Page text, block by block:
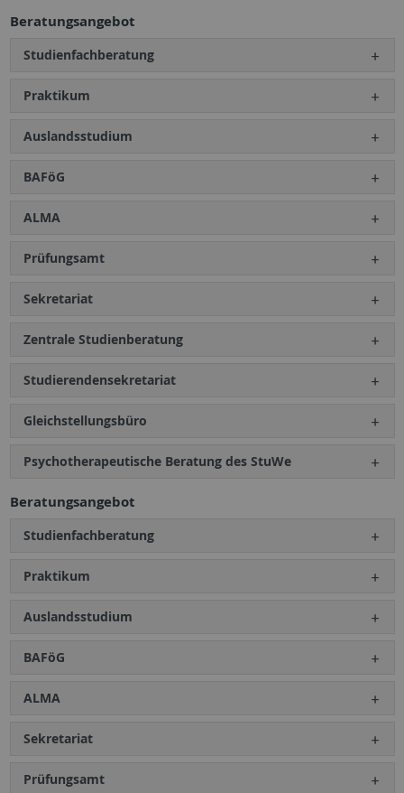
Beratungsangebot
Studienfachberatung
Praktikum
Auslandsstudium
BAFöG
ALMA
Prüfungsamt
Sekretariat
Zentrale Studienberatung
Studierendensekretariat
Gleichstellungsbüro
Psychotherapeutische Beratung des StuWe
Beratungsangebot
Studienfachberatung
Praktikum
Auslandsstudium
BAFöG
ALMA
Sekretariat
Prüfungsamt